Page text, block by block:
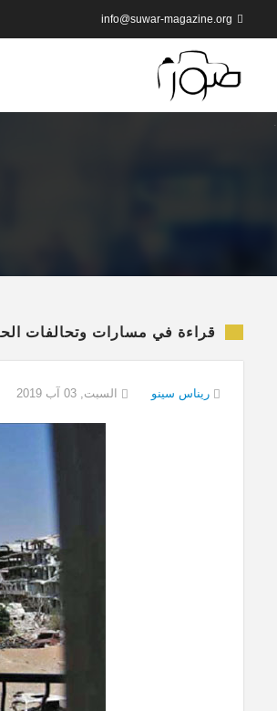
info@suwar-magazine.org
قراءة في مسارات وتحالفات
ريناس سينو السبت, 03 آب 2019